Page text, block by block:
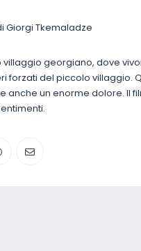
Giorgi Tkemaladze
villaggio georgiano, dove
forzati del piccolo villaggio.
anche un enorme dolore. Il